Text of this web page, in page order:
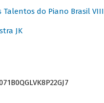
Talentos do Piano Brasil VIII
JK